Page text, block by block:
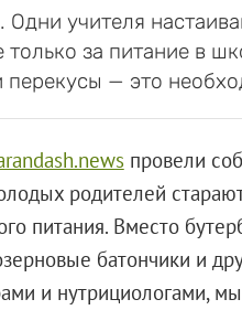
учителя
за питание в
— это
провели
родителей
питания. Вместо
батончики и
и нутрициологами,